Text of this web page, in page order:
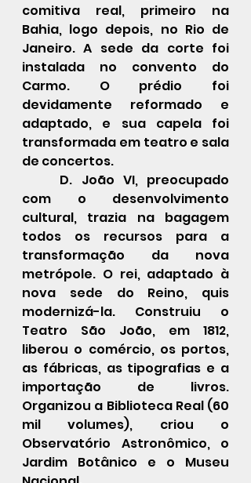
comitiva real, primeiro na
Bahia, logo depois, no Rio de
Janeiro. A sede da corte foi
instalada no convento do
Carmo. O prédio foi
devidamente reformado e
adaptado, e sua capela foi
transformada em teatro e sala
de concertos.
com o desenvolvimento
cultural, trazia na bagagem
todos os recursos para a
transformação da nova
metrópole. O rei, adaptado à
nova sede do Reino, quis
modernizá-la. Construiu o
Teatro São João, em 1812,
liberou o comércio, os portos,
as fábricas, as tipografias e a
importação de livros.
Organizou a Biblioteca Real (60
mil volumes), criou o
Observatório Astronômico, o
Jardim Botânico e o Museu